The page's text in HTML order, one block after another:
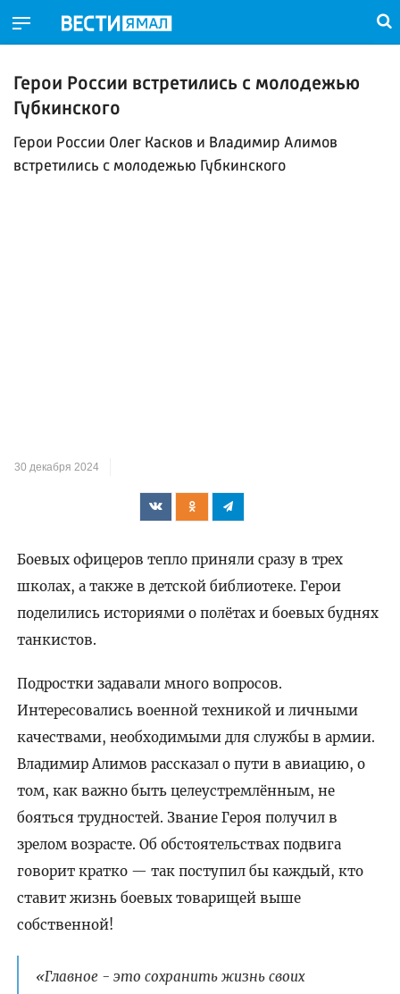
Герои России встретились с молодежью
Губкинского
Герои России Олег Касков и Владимир Алимов
встретились с молодежью Губкинского
30 декабря 2024
Боевых офицеров тепло приняли сразу в трех
школах, а также в детской библиотеке. Герои
поделились историями о полётах и боевых буднях
танкистов.
Подростки задавали много вопросов.
Интересовались военной техникой и личными
качествами, необходимыми для службы в армии.
Владимир Алимов рассказал о пути в авиацию, о
том, как важно быть целеустремлённым, не
бояться трудностей. Звание Героя получил в
зрелом возрасте. Об обстоятельствах подвига
говорит кратко — так поступил бы каждый, кто
ставит жизнь боевых товарищей выше
собственной!
«Главное - это сохранить жизнь своих